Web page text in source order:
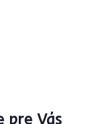
pre Vás